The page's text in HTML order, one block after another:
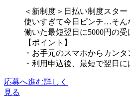
＜新制度＞日払い制度スター
使いすぎて今日ピンチ…そん
働いた最短翌日に5000円の受
【ポイント】
・お手元のスマホからカン
・利用申込後、最短で翌日
応募へ進む詳しく
見る